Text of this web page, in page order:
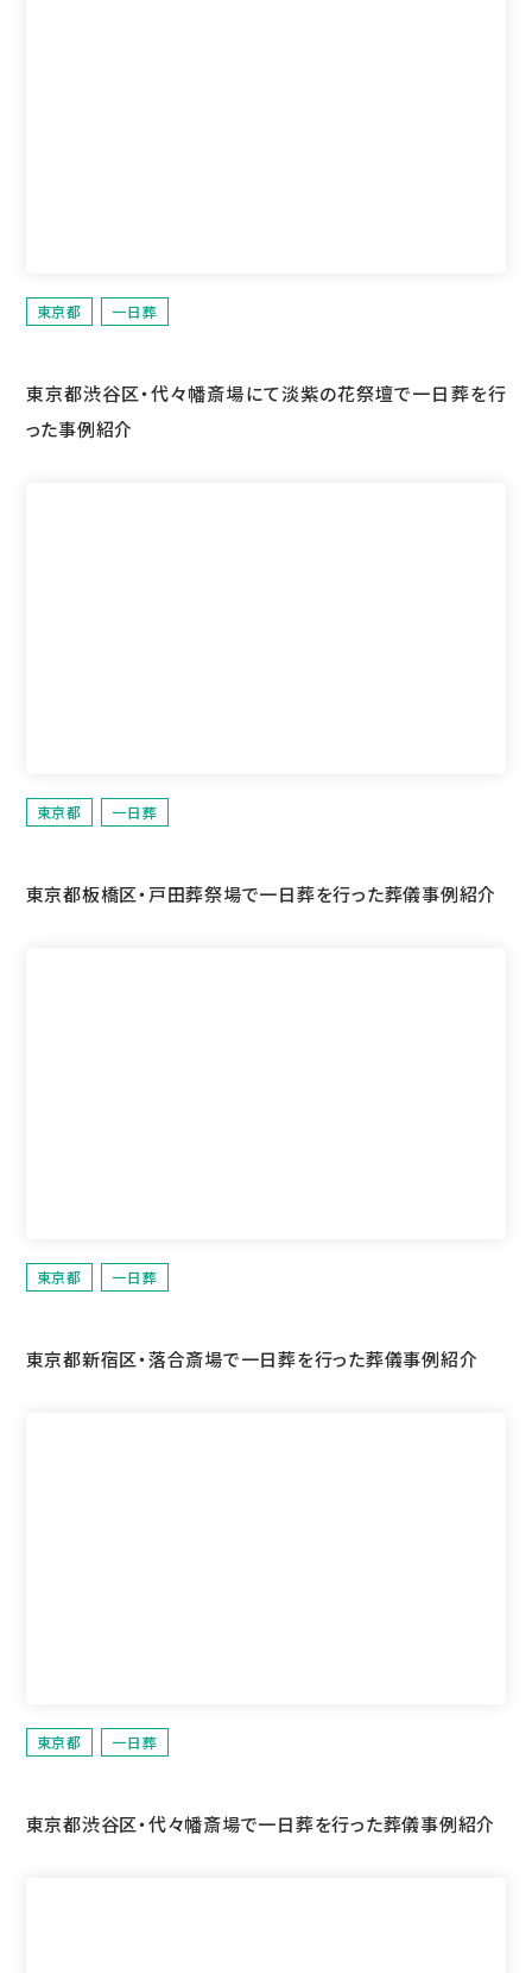
東京都 一日葬
東京都渋谷区・代々幡斎場にて淡紫の花祭壇で一日葬を行
った事例紹介
東京都 一日葬
東京都板橋区・戸田葬祭場で一日葬を行った葬儀事例紹介
東京都 一日葬
東京都新宿区・落合斎場で一日葬を行った葬儀事例紹介
東京都 一日葬
東京都渋谷区・代々幡斎場で一日葬を行った葬儀事例紹介